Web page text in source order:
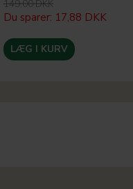
149,00 DKK
Du sparer: 17,88 DKK
LÆG I KURV